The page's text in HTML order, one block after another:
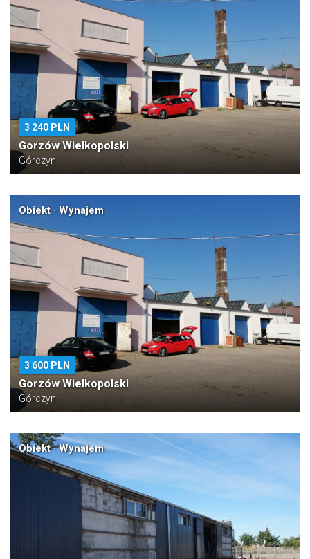
3 240 PLN
Gorzów Wielkopolski
Górczyn
Obiekt · Wynajem
3 600 PLN
Gorzów Wielkopolski
Górczyn
Obiekt · Wynajem